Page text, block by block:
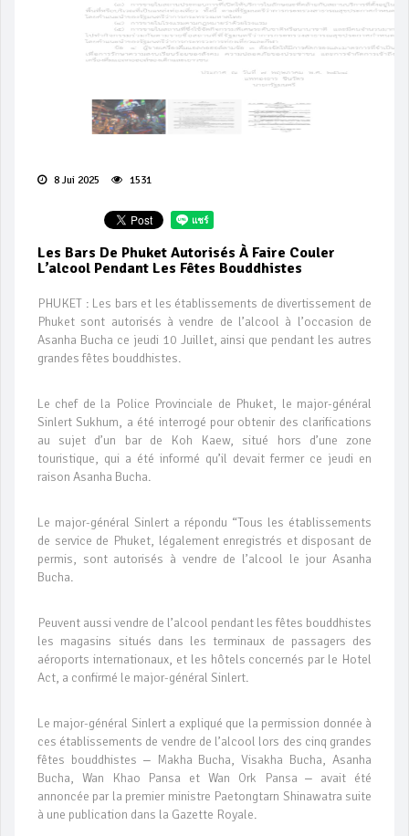
8 Jui 2025 1531
Les Bars De Phuket Autorisés À Faire Couler
L’alcool Pendant Les Fêtes Bouddhistes
PHUKET : Les bars et les établissements de divertissement de
Phuket sont autorisés à vendre de l’alcool à l’occasion de
Asanha Bucha ce jeudi 10 Juillet, ainsi que pendant les autres
grandes fêtes bouddhistes.
Le chef de la Police Provinciale de Phuket, le major-général
Sinlert Sukhum, a été interrogé pour obtenir des clarifications
au sujet d’un bar de Koh Kaew, situé hors d’une zone
touristique, qui a été informé qu’il devait fermer ce jeudi en
raison Asanha Bucha.
Le major-général Sinlert a répondu “Tous les établissements
de service de Phuket, légalement enregistrés et disposant de
permis, sont autorisés à vendre de l’alcool le jour Asanha
Bucha.
Peuvent aussi vendre de l’alcool pendant les fêtes bouddhistes
les magasins situés dans les terminaux de passagers des
aéroports internationaux, et les hôtels concernés par le Hotel
Act, a confirmé le major-général Sinlert.
Le major-général Sinlert a expliqué que la permission donnée à
ces établissements de vendre de l’alcool lors des cinq grandes
fêtes bouddhistes ‒ Makha Bucha, Visakha Bucha, Asanha
Bucha, Wan Khao Pansa et Wan Ork Pansa ‒ avait été
annoncée par la premier ministre Paetongtarn Shinawatra suite
à une publication dans la Gazette Royale.